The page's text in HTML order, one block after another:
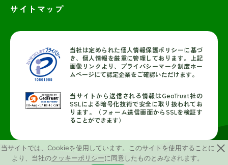
サイトマップ
当社は定められた個人情報保護ポリシーに基づ
き、個人情報を厳重に管理しております。上記
画像リンクより、プライバシーマーク制度ホー
ムページにて認定企業をご確認いただけます。
当サイトから送信される情報はGeoTrust社の
SSLによる暗号化技術で安全に取り扱われてお
ります。（フォーム送信画面からSSLを検証す
ることができます）
当サイトでは、Cookieを使用しています。このサイトを使用することに
より、当社のクッキーポリシーに同意したものとみなされます。